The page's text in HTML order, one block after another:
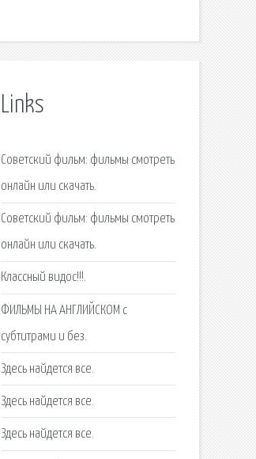
Links
Советский фильм: фильмы смотреть
онлайн или скачать.
Советский фильм: фильмы смотреть
онлайн или скачать.
Классный видос!!!.
ФИЛЬМЫ НА АНГЛИЙСКОМ с
субтитрами и без.
Здесь найдется все.
Здесь найдется все.
Здесь найдется все.